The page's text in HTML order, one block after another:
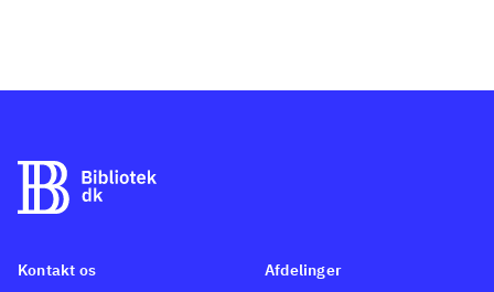
Kontakt os Afdelinger